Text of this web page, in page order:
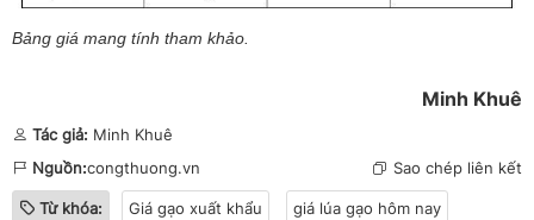
Bảng giá mang tính tham khảo.
Minh Khuê
Tác giả: Minh Khuê
Nguồn:congthuong.vn Sao chép liên kết
Từ khóa: Giá gạo xuất khẩu giá lúa gạo hôm nay